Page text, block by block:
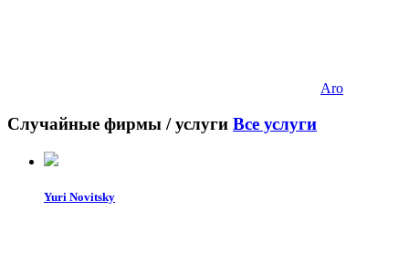
Aro
Случайные фирмы / услуги Все услуги
Yuri Novitsky